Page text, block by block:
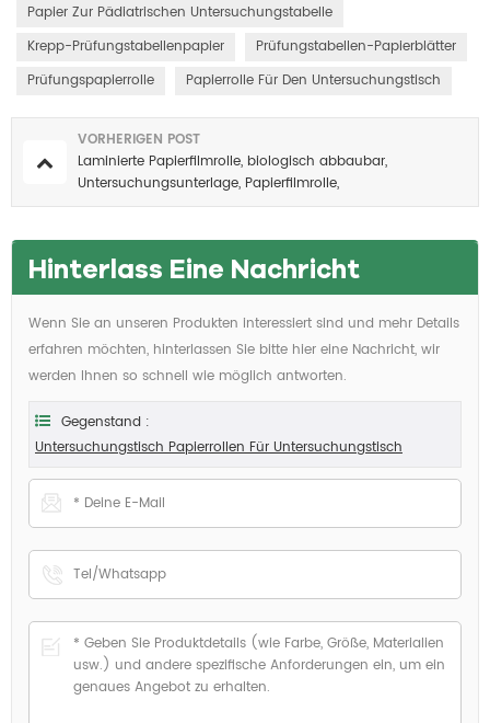
Papier Zur Pädiatrischen Untersuchungstabelle
Krepp-Prüfungstabellenpapier
Prüfungstabellen-Papierblätter
Prüfungspapierrolle
Papierrolle Für Den Untersuchungstisch
VORHERIGEN POST
Laminierte Papierfilmrolle, biologisch abbaubar,
Untersuchungsunterlage, Papierfilmrolle,
Liegen-/Tischauflage
Hinterlass Eine Nachricht
Wenn Sie an unseren Produkten interessiert sind und mehr Details
erfahren möchten, hinterlassen Sie bitte hier eine Nachricht, wir
werden Ihnen so schnell wie möglich antworten.
Gegenstand :
Untersuchungstisch Papierrollen Für Untersuchungstisch